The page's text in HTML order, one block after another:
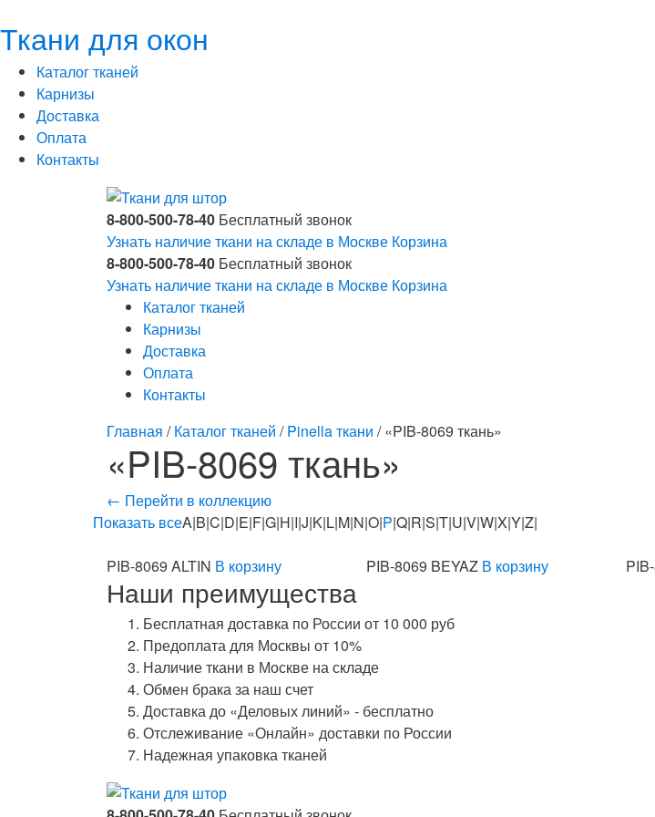
Ткани для окон
Каталог тканей
Карнизы
Доставка
Оплата
Контакты
8-800-500-78-40 Бесплатный звонок
Узнать наличие ткани на складе в Москве Корзина
8-800-500-78-40 Бесплатный звонок
Узнать наличие ткани на складе в Москве Корзина
Каталог тканей
Карнизы
Доставка
Оплата
Контакты
Главная /Каталог тканей /Pinella ткани / «PIB-8069 ткань»
«PIB-8069 ткань»
← Перейти в коллекцию
Показать всеA|B|C|D|E|F|G|H|I|J|K|L|M|N|O|P|Q|R|S|T|U|V|W|X|Y|Z|
PIB-8069 ALTIN В корзину PIB-8069 BEYAZ В корзину
Наши преимущества
Бесплатная доставка по России от 10 000 руб
Предоплата для Москвы от 10%
Наличие ткани в Москве на складе
Обмен брака за наш счет
Доставка до «Деловых линий» - бесплатно
Отслеживание «Онлайн» доставки по России
Надежная упаковка тканей